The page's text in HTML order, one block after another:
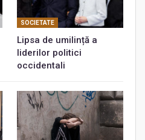
SOCIETATE
Lipsa de umilință a
liderilor politici
occidentali